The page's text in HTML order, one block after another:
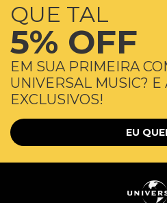
QUE TAL
5% OFF
EM SUA PRIMEIRA
UNIVERSAL MUSIC?
EXCLUSIVOS!
EU